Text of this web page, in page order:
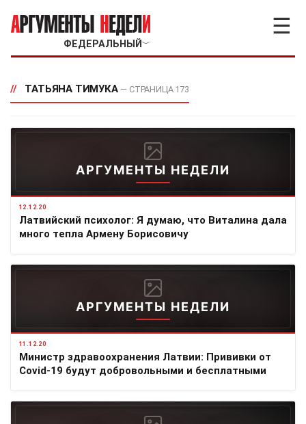
ФЕДЕРАЛЬНЫЙ ﹀
☰
// ТАТЬЯНА ТИМУКА — СТРАНИЦА 173
АРГУМЕНТЫ НЕДЕЛИ
12.12.20
Латвийский психолог: Я думаю, что Виталина дала
много тепла Армену Борисовичу
АРГУМЕНТЫ НЕДЕЛИ
11.12.20
Министр здравоохранения Латвии: Прививки от
Covid-19 будут добровольными и бесплатными